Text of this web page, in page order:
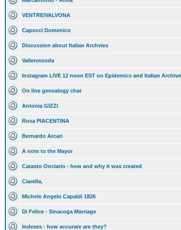
VENTRE/VALVONA
Capocci Domenico
Discussion about Italian Archvies
Vallerotonda
Instagram LIVE 12 noon EST on Epidemics and Italian
On line genealogy chat
Antonia GIZZI
Rosa PIACENTINA
Bernardo Arcari
A note to the Mayor
Catasto Onciario - how and why it was created
Ciarella,
Michele Angelo Capaldi 1826
Di Felice - Sinacoga Marriage
Indexes - how accurate are they?